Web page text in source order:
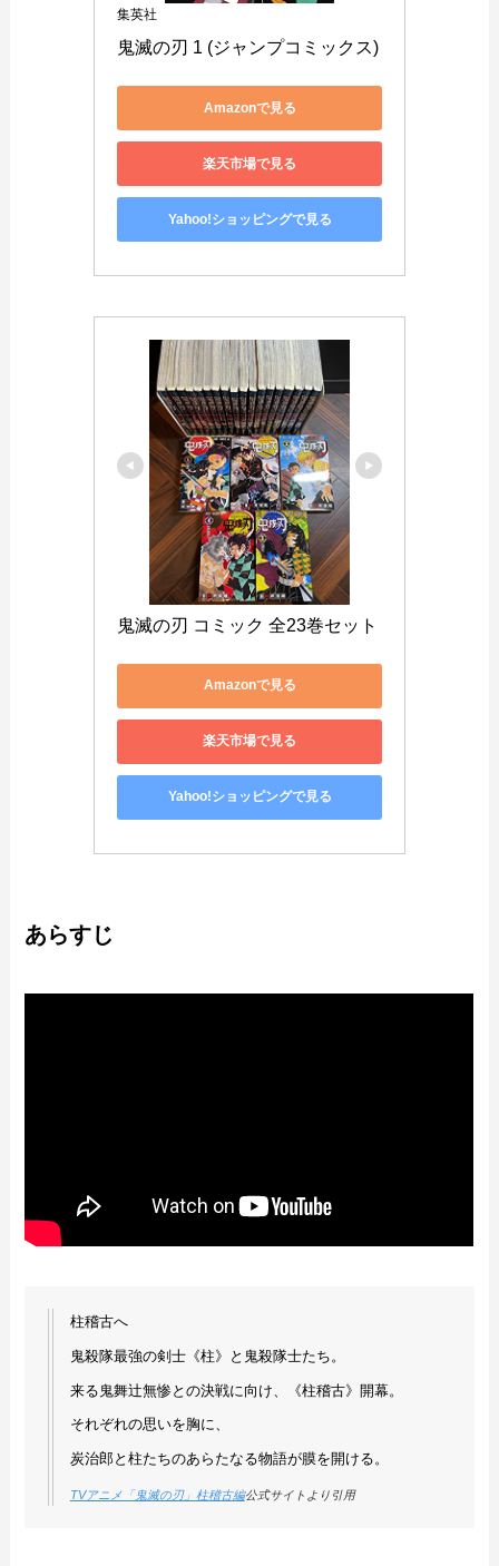
集英社
鬼滅の刃 1 (ジャンプコミックス)
Amazonで見る
楽天市場で見る
Yahoo!ショッピングで見る
鬼滅の刃 コミック 全23巻セット
Amazonで見る
楽天市場で見る
Yahoo!ショッピングで見る
あらすじ
柱稽古へ
鬼殺隊最強の剣士《柱》と鬼殺隊士たち。
来る鬼舞辻無惨との決戦に向け、《柱稽古》開幕。
それぞれの思いを胸に、
炭治郎と柱たちのあらたなる物語が膜を開ける。
TVアニメ「鬼滅の刃」柱稽古編公式サイトより引用